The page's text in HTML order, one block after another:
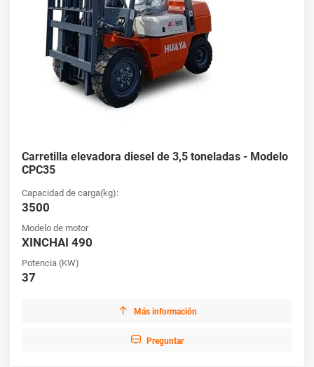
Carretilla elevadora diesel de 3,5 toneladas - Modelo
CPC35
Capacidad de carga(kg):
3500
Modelo de motor
XINCHAI 490
Potencia (KW)
37
 Más información
 Preguntar